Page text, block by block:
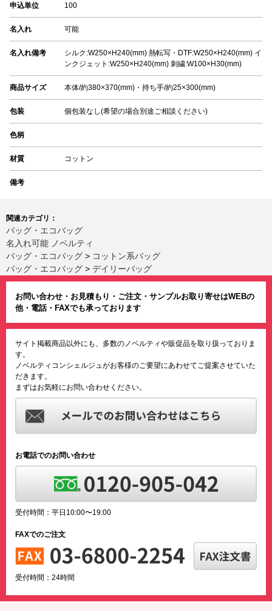
申込単位 100
名入れ 可能
名入れ備考
シルク:W250×H240(mm) 熱転写・DTF:W250×H240(mm) イ
ンクジェット:W250×H240(mm) 刺繍:W100×H30(mm)
商品サイズ 本体/約380×370(mm)・持ち手/約25×300(mm)
包装 個包装なし(希望の場合別途ご相談ください)
色柄
材質 コットン
備考
関連カテゴリ：
バッグ・エコバッグ
名入れ可能 ノベルティ
バッグ・エコバッグ > コットン系バッグ
バッグ・エコバッグ > デイリーバッグ
お問い合わせ・お見積もり・ご注文・サンプルお取り寄せはWEBの
他・電話・FAXでも承っております
サイト掲載商品以外にも、多数のノベルティや販促品を取り扱っておりま
す。
ノベルティコンシェルジュがお客様のご要望にあわせてご提案させていた
だきます。
まずはお気軽にお問い合わせください。
お電話でのお問い合わせ
受付時間：平日10:00〜19:00
FAXでのご注文
受付時間：24時間